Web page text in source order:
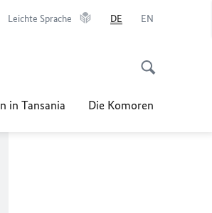
Leichte Sprache DE EN
in Tansania Die Komoren